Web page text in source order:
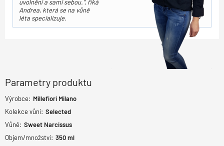
uvolnění a sami sebou.", říká
Andrea, která se na vůně
léta specializuje.
Parametry produktu
Výrobce: Millefiori Milano
Kolekce vůní: Selected
Vůně: Sweet Narcissus
Objem/množství: 350 ml